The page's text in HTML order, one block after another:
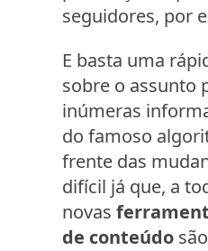
seguidores, por
E basta uma
sobre o assunto
inúmeras
do famoso
frente das
difícil já que, a
novas
de conteúdo